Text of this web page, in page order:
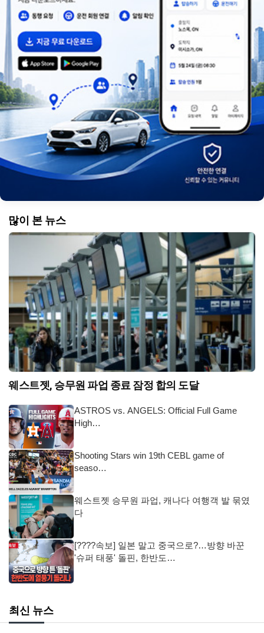
많이 본 뉴스
웨스트젯, 승무원 파업 종료 잠정 합의 도달
ASTROS vs. ANGELS: Official Full Game
High…
Shooting Stars win 19th CEBL game of
seaso…
웨스트젯 승무원 파업, 캐나다 여행객 발 묶였
다
[????속보] 일본 말고 중국으로?…방향 바꾼
'슈퍼 태풍' 돌핀, 한반도…
최신 뉴스